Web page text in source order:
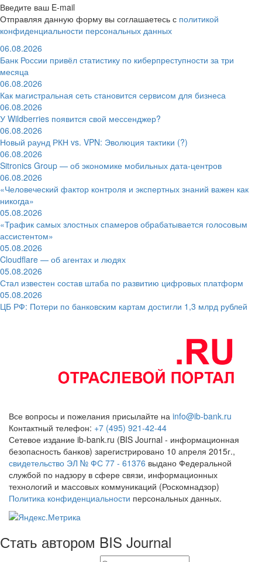
Введите ваш E-mail
Отправляя данную форму вы соглашаетесь с политикой
конфиденциальности персональных данных
06.08.2026
Банк России привёл статистику по киберпреступности за три
месяца
06.08.2026
Как магистральная сеть становится сервисом для бизнеса
06.08.2026
У Wildberries появится свой мессенджер?
06.08.2026
Новый раунд РКН vs. VPN: Эволюция тактики (?)
06.08.2026
Sitronics Group — об экономике мобильных дата-центров
06.08.2026
«Человеческий фактор контроля и экспертных знаний важен как
никогда»
05.08.2026
«Трафик самых злостных спамеров обрабатывается голосовым
ассистентом»
05.08.2026
Cloudflare — об агентах и людях
05.08.2026
Стал известен состав штаба по развитию цифровых платформ
05.08.2026
ЦБ РФ: Потери по банковским картам достигли 1,3 млрд рублей
Все вопросы и пожелания присылайте на info@ib-bank.ru
Контактный телефон: +7 (495) 921-42-44
Сетевое издание ib-bank.ru (BIS Journal - информационная
безопасность банков) зарегистрировано 10 апреля 2015г.,
свидетельство ЭЛ № ФС 77 - 61376 выдано Федеральной
службой по надзору в сфере связи, информационных
технологий и массовых коммуникаций (Роскомнадзор)
Политика конфиденциальности персональных данных.
Стать автором BIS Journal